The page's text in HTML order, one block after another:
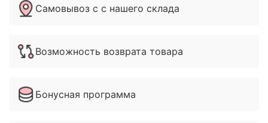
Самовывоз с с нашего склада
Возможность возврата товара
Бонусная программа